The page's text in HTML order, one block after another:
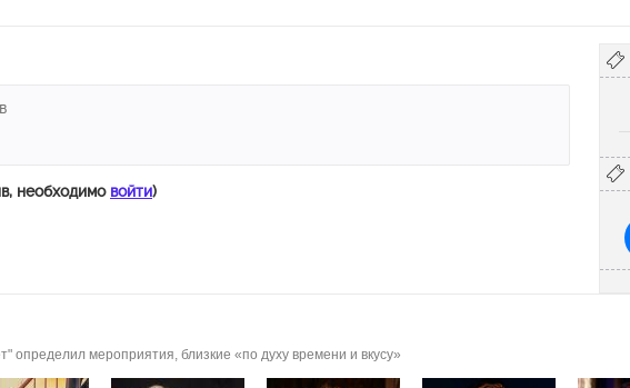
необходимо войти)
определил мероприятия, близкие «по духу времени и вкусу»